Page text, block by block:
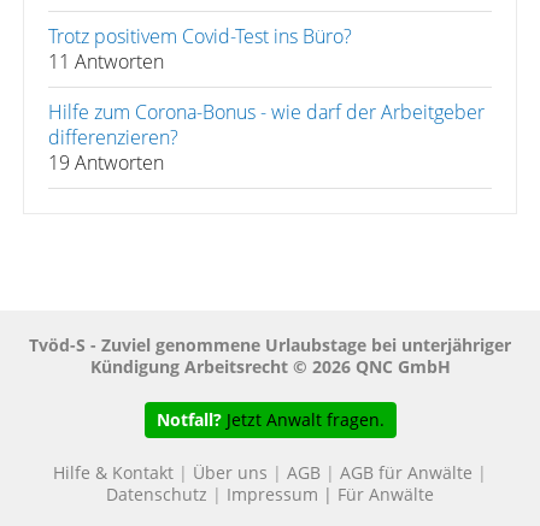
Trotz positivem Covid-Test ins Büro?
11 Antworten
Hilfe zum Corona-Bonus - wie darf der Arbeitgeber
differenzieren?
19 Antworten
Tvöd-S - Zuviel genommene Urlaubstage bei unterjähriger
Kündigung Arbeitsrecht © 2026 QNC GmbH
Notfall? Jetzt Anwalt fragen.
Hilfe & Kontakt | Über uns | AGB | AGB für Anwälte |
Datenschutz | Impressum | Für Anwälte